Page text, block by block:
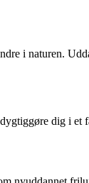
i naturen.
dig i et